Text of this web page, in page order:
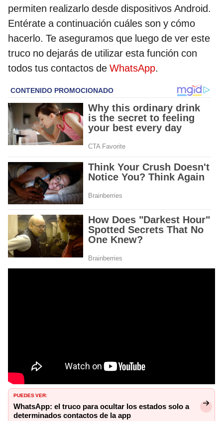
permiten realizarlo desde dispositivos Android.
Entérate a continuación cuáles son y cómo
hacerlo. Te aseguramos que luego de ver este
truco no dejarás de utilizar esta función con
todos tus contactos de WhatsApp.
PUEDES VER:
WhatsApp: el truco para ocultar los estados solo a
determinados contactos de la app